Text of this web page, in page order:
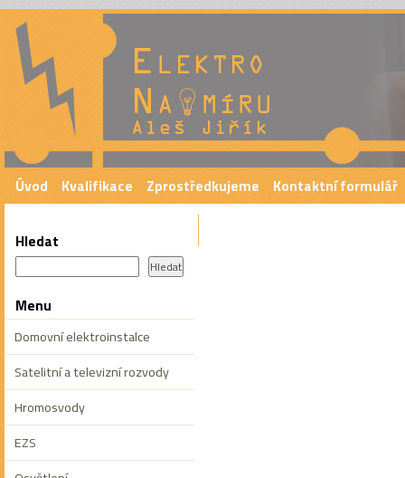
Provádíme
Úvod Kvalifikace Zprostředkujeme Kontaktní formulář
Hledat
Menu
Domovní elektroinstalce
Satelitní a televizní rozvody
Hromosvody
EZS